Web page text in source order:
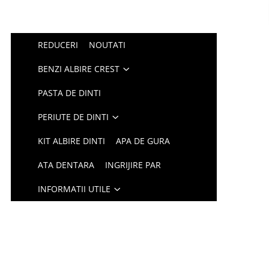
REDUCERI NOUTATI
BENZI ALBIRE CREST
PASTA DE DINTI
PERIUTE DE DINTI
KIT ALBIRE DINTI APA DE GURA
ATA DENTARA INGRIJIRE PAR
INFORMATII UTILE